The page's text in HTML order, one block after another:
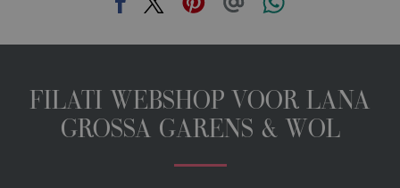
FILATI WEBSHOP VOOR LANA
GROSSA GARENS & WOL